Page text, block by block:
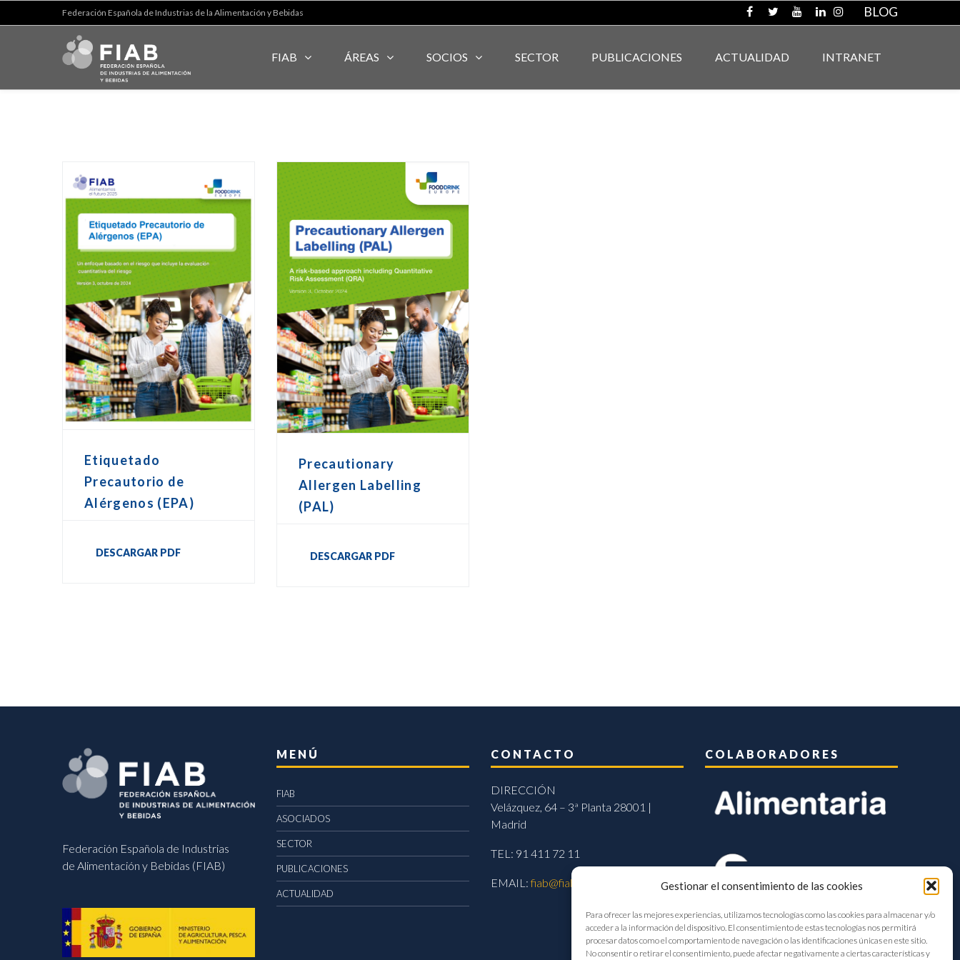
Gestionar el consentimiento de las cookies
Para ofrecer las mejores experiencias, utilizamos tecnologías como las cookies para almacenar y/o
acceder a la información del dispositivo. El consentimiento de estas tecnologías nos permitirá
procesar datos como el comportamiento de navegación o las identificaciones únicas en este sitio.
No consentir o retirar el consentimiento, puede afectar negativamente a ciertas características y
Federación Española de Industrias de la Alimentación y Bebidas BLOG
FIAB ÁREAS SOCIOS SECTOR PUBLICACIONES ACTUALIDAD INTRANET
Etiquetado
Precautorio de
Alérgenos (EPA)
DESCARGAR PDF
Precautionary
Allergen Labelling
(PAL)
DESCARGAR PDF
Federación Española de Industrias
de Alimentación y Bebidas (FIAB)
MENÚ
FIAB
ASOCIADOS
SECTOR
PUBLICACIONES
ACTUALIDAD
CONTACTO
DIRECCIÓN
Velázquez, 64 – 3ª Planta 28001 |
Madrid
TEL: 91 411 72 11
EMAIL:fiab@fiab.es
COLABORADORES